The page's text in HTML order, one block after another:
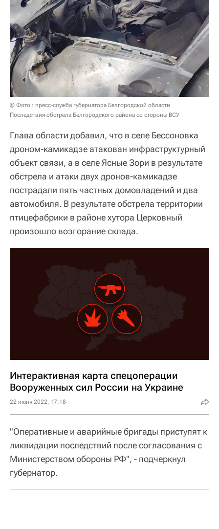
© Фото : пресс-служба губернатора Белгородской области
Последствия обстрела Белгородского района со стороны ВСУ
Глава области добавил, что в селе Бессоновка
дроном-камикадзе атакован инфраструктурный
объект связи, а в селе Ясные Зори в результате
обстрела и атаки двух дронов-камикадзе
пострадали пять частных домовладений и два
автомобиля. В результате обстрела территории
птицефабрики в районе хутора Церковный
произошло возгорание склада.
Интерактивная карта спецоперации
Вооруженных сил России на Украине
22 июня 2022, 17:18
"Оперативные и аварийные бригады приступят к
ликвидации последствий после согласования с
Министерством обороны РФ", - подчеркнул
губернатор.